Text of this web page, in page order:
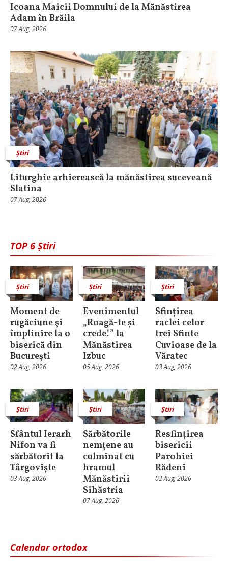
Icoana Maicii Domnului de la Mănăstirea
Adam în Brăila
07 Aug, 2026
Știri
Liturghie arhierească la mănăstirea suceveană
Slatina
07 Aug, 2026
TOP 6 Știri
Știri
Moment de
rugăciune şi
împlinire la o
biserică din
Bucureşti
02 Aug, 2026
Știri
Evenimentul
„Roagă-te și
crede!” la
Mănăstirea
Izbuc
05 Aug, 2026
Știri
Sfințirea
raclei celor
trei Sfinte
Cuvioase de la
Văratec
03 Aug, 2026
Știri
Sfântul Ierarh
Nifon va fi
sărbătorit la
Târgoviște
03 Aug, 2026
Știri
Sărbătorile
nemţene au
culminat cu
hramul
Mănăstirii
Sihăstria
07 Aug, 2026
Știri
Resfințirea
bisericii
Parohiei
Rădeni
02 Aug, 2026
Calendar ortodox